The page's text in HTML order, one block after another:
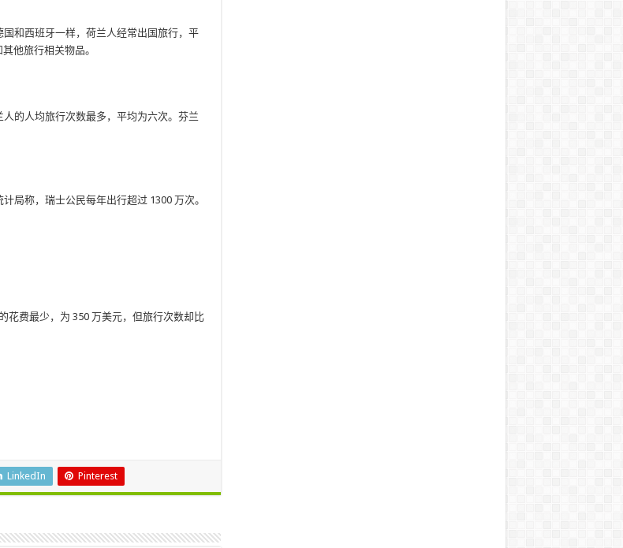
和西班牙一样，荷兰人经常出国旅行，平
他旅行相关物品。
的人均旅行次数最多，平均为六次。芬兰
局称，瑞士公民每年出行超过 1300 万次。
花费最少，为 350 万美元，但旅行次数却比
LinkedIn Pinterest